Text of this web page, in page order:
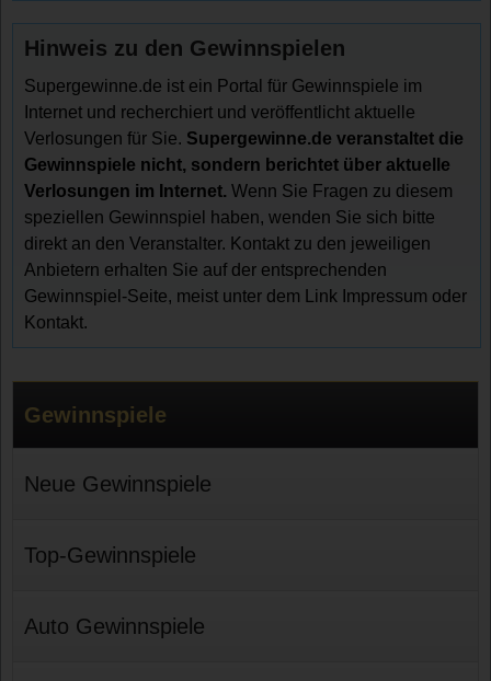
Hinweis zu den Gewinnspielen
Supergewinne.de ist ein Portal für Gewinnspiele im
Internet und recherchiert und veröffentlicht aktuelle
Verlosungen für Sie. Supergewinne.de veranstaltet die
Gewinnspiele nicht, sondern berichtet über aktuelle
Verlosungen im Internet. Wenn Sie Fragen zu diesem
speziellen Gewinnspiel haben, wenden Sie sich bitte
direkt an den Veranstalter. Kontakt zu den jeweiligen
Anbietern erhalten Sie auf der entsprechenden
Gewinnspiel-Seite, meist unter dem Link Impressum oder
Kontakt.
Gewinnspiele
Neue Gewinnspiele
Top-Gewinnspiele
Auto Gewinnspiele